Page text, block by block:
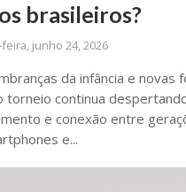
brasileiros?
junho 24, 2026
da infância e novas
torneio continua
e conexão entre
e...